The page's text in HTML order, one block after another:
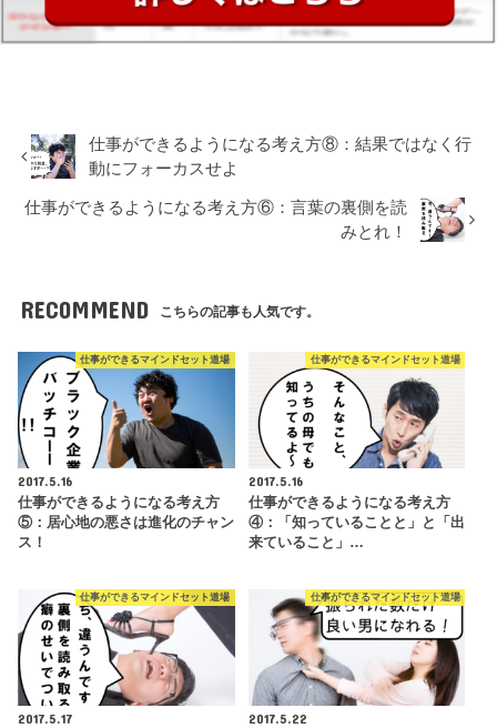
仕事ができるようになる考え方⑧：結果ではなく行
動にフォーカスせよ
仕事ができるようになる考え方⑥：言葉の裏側を読
みとれ！
RECOMMEND こちらの記事も人気です。
仕事ができるマインドセット道場
2017.5.16
仕事ができるようになる考え方
⑤：居心地の悪さは進化のチャン
ス！
仕事ができるマインドセット道場
2017.5.16
仕事ができるようになる考え方
④：「知っていることと」と「出
来ていること」…
仕事ができるマインドセット道場
2017.5.17
仕事ができるマインドセット道場
2017.5.22